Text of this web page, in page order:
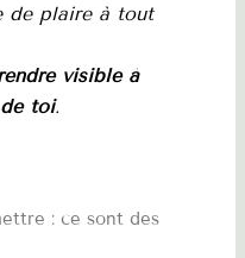
de plaire à tout
visible à
toi.
: ce sont des